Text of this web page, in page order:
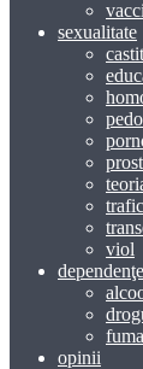
sexualitate
viol
dependenţe
opinii